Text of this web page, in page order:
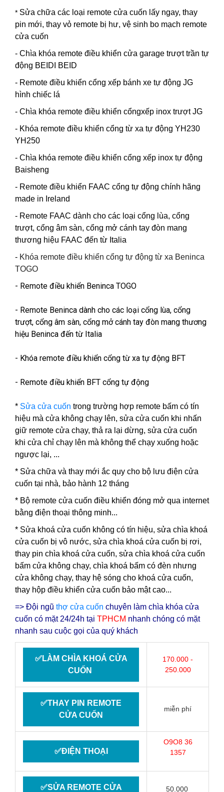
* Sửa chữa các loại remote cửa cuốn lấy ngay, thay
pin mới, thay vỏ remote bị hư, vệ sinh bo mạch remote
cửa cuốn
- Chìa khóa remote điều khiển cửa garage trượt trần tự
động BEIDI BEID
- Remote điều khiển cổng xếp bánh xe tự động JG
hình chiếc lá
- Chìa khóa remote điều khiển cổngxếp inox trượt JG
- Khóa remote điều khiển cổng từ xa tự động YH230
YH250
- Chìa khóa remote điều khiển cổng xếp inox tự động
Baisheng
- Remote điều khiển FAAC cổng tự động chính hãng
made in Ireland
- Remote FAAC dành cho các loại cổng lùa, cổng
trượt, cổng âm sàn, cổng mở cánh tay đòn mang
thương hiệu FAAC đến từ Italia
- Khóa remote điều khiển cổng tự động từ xa Beninca
TOGO
- Remote điều khiển Beninca TOGO
- Remote Beninca dành cho các loại cổng lùa, cổng
trượt, cổng âm sàn, cổng mở cánh tay đòn mang thương
hiệu Beninca đến từ Italia
- Khóa remote điều khiển cổng từ xa tự động BFT
- Remote điều khiển BFT cổng tự động
* Sửa cửa cuốn trong trường hợp remote bấm có tín
hiệu mà cửa không chạy lên, sửa cửa cuốn khi nhấn
giữ remote cửa chạy, thả ra lại dừng, sửa cửa cuốn
khi cửa chỉ chạy lên mà không thể chạy xuống hoặc
ngược lại, ...
* Sửa chữa và thay mới ắc quy cho bộ lưu điện cửa
cuốn tại nhà, bảo hành 12 tháng
* Bộ remote cửa cuốn điều khiển đóng mở qua internet
bằng điện thoại thông minh...
* Sửa khoá cửa cuốn không có tín hiệu, sửa chìa khoá
cửa cuốn bị vô nước, sửa chìa khoá cửa cuốn bị rơi,
thay pin chìa khoá cửa cuốn, sửa chìa khoá cửa cuốn
bấm cửa không chạy, chìa khoá bấm có đèn nhưng
cửa không chạy, thay hệ sóng cho khoá cửa cuốn,
thay hộp điều khiển cửa cuốn bảo mật cao...
=> Đội ngũ thợ cửa cuốn chuyên làm chìa khóa cửa
cuốn có mặt 24/24h tại TPHCM nhanh chóng có mặt
nhanh sau cuộc gọi của quý khách
✅LÀM CHÌA KHOÁ CỬA
CUỐN
170.000 -
250.000
✅THAY PIN REMOTE
CỬA CUỐN
miễn phí
✅ĐIỆN THOẠI
O9O8 36
1357
✅SỬA REMOTE CỬA 50.000